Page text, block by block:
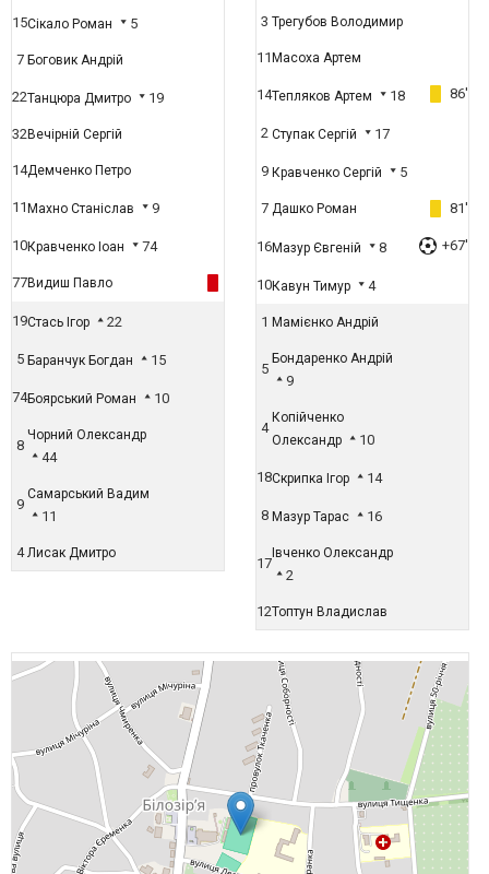
15Сікало Роман 5
7 Боговик Андрій
22Танцюра Дмитро 19
32Вечірній Сергій
14Демченко Петро
11 Махно Станіслав 9
10Кравченко Іоан 74
77Видиш Павло
19Стась Ігор 22
5 Баранчук Богдан 15
74Боярський Роман 10
8
Чорний Олександр
44
9
Самарський Вадим
11
4 Лисак Дмитро
3 Трегубов Володимир
11 Масоха Артем
14Тепляков Артем 18 86'
2 Ступак Сергій 17
9 Кравченко Сергій 5
7 Дашко Роман 81'
16Мазур Євгеній 8 +67'
10Кавун Тимур 4
1 Мамієнко Андрій
5
Бондаренко Андрій
9
4
Копійченко
Олександр
10
18Скрипка Ігор 14
8 Мазур Тарас 16
17
Івченко Олександр
2
12Топтун Владислав